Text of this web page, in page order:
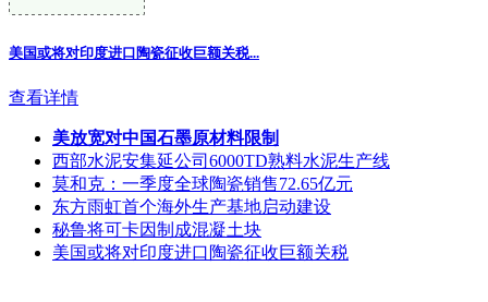
美国或将对印度进口陶瓷征收巨额关税...
查看详情
美放宽对中国石墨原材料限制
西部水泥安集延公司6000TD熟料水泥生产线
莫和克：一季度全球陶瓷销售72.65亿元
东方雨虹首个海外生产基地启动建设
秘鲁将可卡因制成混凝土块
美国或将对印度进口陶瓷征收巨额关税